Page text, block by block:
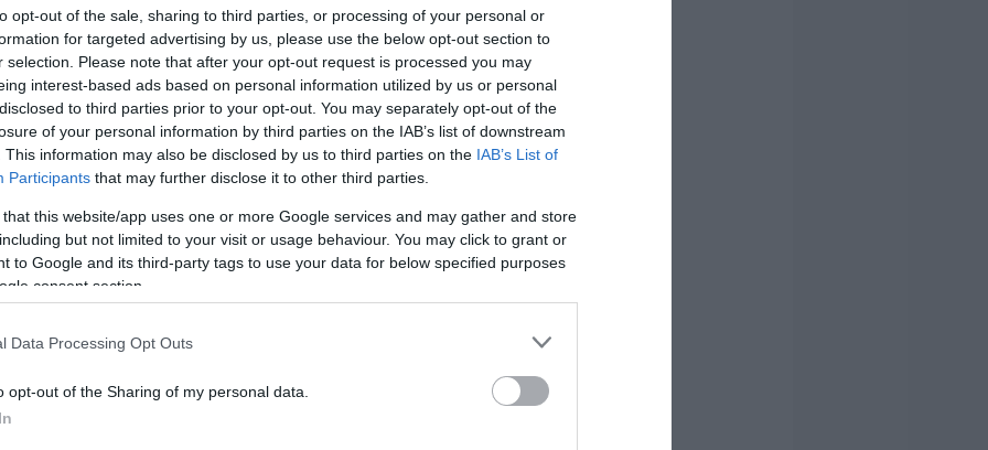
opt-out of the sale, sharing to third parties, or processing of your personal or
for targeted advertising by us, please use the below opt-out section to
selection. Please note that after your opt-out request is processed you may
interest-based ads based on personal information utilized by us or personal
to third parties prior to your opt-out. You may separately opt-out of the
of your personal information by third parties on the IAB’s list of downstream
This information may also be disclosed by us to third parties on the IAB’s List of
Participants that may further disclose it to other third parties.
that this website/app uses one or more Google services and may gather and store
but not limited to your visit or usage behaviour. You may click to grant or
to Google and its third-party tags to use your data for below specified purposes
consent section.
Data Processing Opt Outs
opt-out of the Sharing of my personal data.
sok gyerekre. Fiatal koromban sokszor
nyüzsögnek a gyerekeim, később az unokáim, és
vált, amiért nagyon hálás vagyok. Az
segít, és van, aki segít a házvezetésben is.
a nagyobb gyerekek is itt vannak, anyukám vigyáz
töltünk" - mesélte az influenszer, aki Zsigmond
őket a férjemmel, és minden pillanatban arra
őket. Számomra természetes, hogy nem
között. Ugyanez igaz a férjemre is az én
stabilitása és boldogsága érdekében ez
megteremtett harmónia” – fejtette ki,
egymásra is időt szakítani. Mint mondta, hisz
mert tiszteljük és szeretjük egymást, és
odafigyelést igényel. Tudjuk, hogy az élet hozhat
nem állandó állapot, hanem egy közös
maradunk egymás iránt, és sosem hagyjuk, hogy